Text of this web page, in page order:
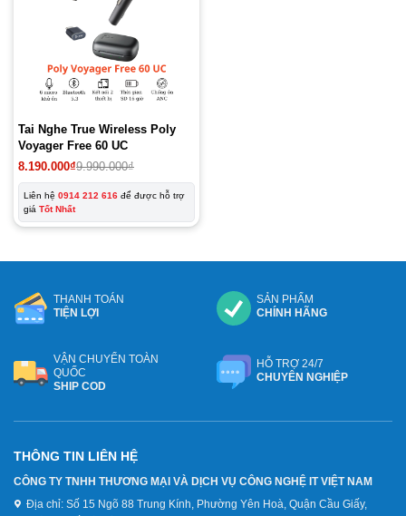
Tai Nghe True Wireless Poly
Voyager Free 60 UC
8.190.000₫9.990.000₫
Liên hệ 0914 212 616 để được hỗ trợ
giá Tốt Nhất
THANH TOÁN
TIỆN LỢI
SẢN PHẨM
CHÍNH HÃNG
VẬN CHUYỂN TOÀN
QUỐC
SHIP COD
HỖ TRỢ 24/7
CHUYÊN NGHIỆP
THÔNG TIN LIÊN HỆ
CÔNG TY TNHH THƯƠNG MẠI VÀ DỊCH VỤ CÔNG NGHỆ IT VIỆT NAM
Địa chỉ: Số 15 Ngõ 88 Trung Kính, Phường Yên Hoà, Quận Cầu Giấy,